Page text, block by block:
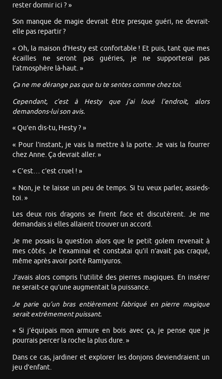
rester dormir ici ? »
Son manque de magie devrait être presque guéri, ne devrait-
elle pas repartir ?
« Oh, la maison d’Hesty est confortable ! Et puis, tant que mes
écailles ne seront pas guéries, je ne supporterai pas
l’atmosphère là-haut. »
Ça ne me dérange pas que tu te sentes comme chez toi.
Cependant, c’est à Hesty que j’ai loué l’endroit, alors
demandons-lui son avis.
« Qu’en dis-tu, Hesty ? »
« Pour l’instant, je vais la mettre à la porte. Je vais la fourrer
chez Anne. Ça devrait aller. »
« C’est… c’est cruel ! »
« Non, je te laisse un peu de temps. Si tu veux parler, assieds-
toi. »
Les deux rois dragons se firent face et discutèrent. Je me
demandais si elles allaient trouver un accord.
Je me posais la question alors que le petit golem revenait à
mes côtés. Je l’examinai et constatai qu’il n’avait pas craqué,
même après avoir porté Ramiyuros.
J’avais alors compris l’utilité des pierres magiques. En insérer
ne serait-ce qu’une augmentait la puissance.
Je parie qu’un bras entièrement fabriqué en pierre magique
serait extrêmement puissant.
« Si j’équipais mon armure en bois avec ça, je pense que je
pourrais percer la roche la plus dure. »
Dans ce cas, jardiner et explorer les donjons deviendraient un
jeu d’enfant.